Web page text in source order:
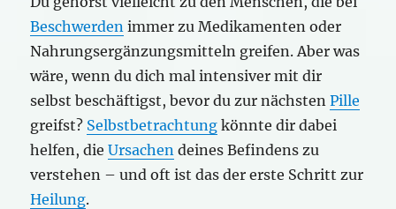
Beschwerden immer zu Medikamenten oder
Nahrungsergänzungsmitteln greifen. Aber was
wäre, wenn du dich mal intensiver mit dir
selbst beschäftigst, bevor du zur nächstenPille
greifst? Selbstbetrachtung könnte dir dabei
helfen, dieUrsachen deines Befindens zu
verstehen – und oft ist das der erste Schritt zur
Heilung.